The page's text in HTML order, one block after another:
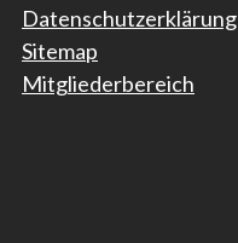
Datenschutzerklärung
Sitemap
Mitgliederbereich